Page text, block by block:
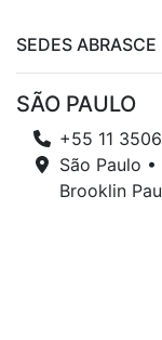
SEDES ABRASCE
SÃO PAULO
+55 11
São Paulo
Brooklin